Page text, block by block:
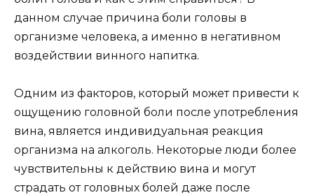
данном случае причина боли головы в
организме человека, а именно в негативном
воздействии винного напитка.
Одним из факторов, который может привести к
ощущению головной боли после употребления
вина, является индивидуальная реакция
организма на алкоголь. Некоторые люди более
чувствительны к действию вина и могут
страдать от головных болей даже после